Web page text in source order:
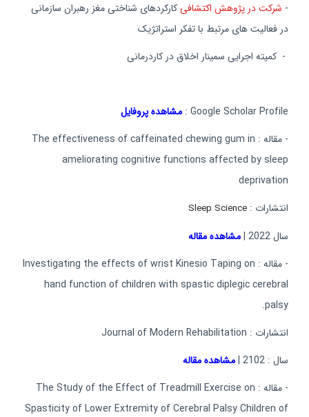
- شرکت در پژوهش اکتشافیکارکردهای شناختی مغز رهبران سازمانی
در فعالیت های مرتبط با تفکر استراتژیک
- كمیته اجرایی سمینار اخلاق در كاردرمانی
Google Scholar Profile : مشاهده پروفایل
- مقاله : The effectiveness of caffeinated chewing gum in
ameliorating cognitive functions affected by sleep
deprivation
انتشارات : Sleep Science
سال 2022 |
مشاهده مقاله
- مقاله : Investigating the effects of wrist Kinesio Taping on
hand function of children with spastic diplegic cerebral
palsy.
انتشارات : Journal of Modern Rehabilitation
سال : 2102 |
مشاهده مقاله
- مقاله : The Study of the Effect of Treadmill Exercise on
Spasticity of Lower Extremity of Cerebral Palsy Children of